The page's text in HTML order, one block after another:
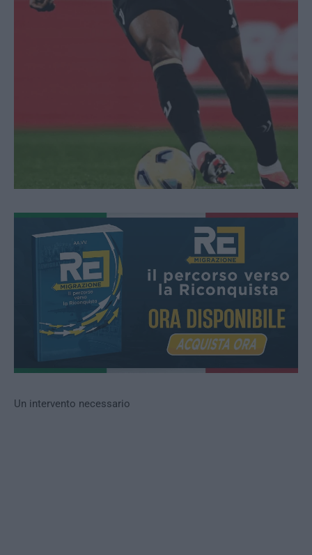
Un intervento necessario